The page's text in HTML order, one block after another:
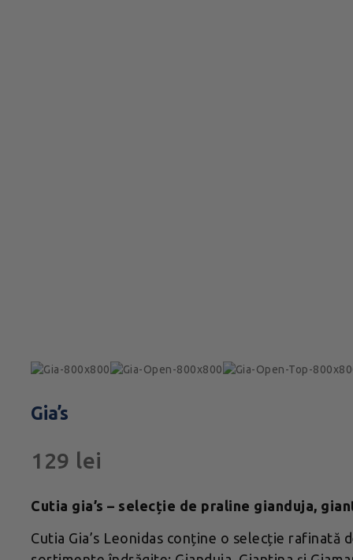
Gia’s
129 lei
Cutia gia’s – selecție de praline gianduja,
Cutia Gia’s Leonidas conține o selecție rafinată